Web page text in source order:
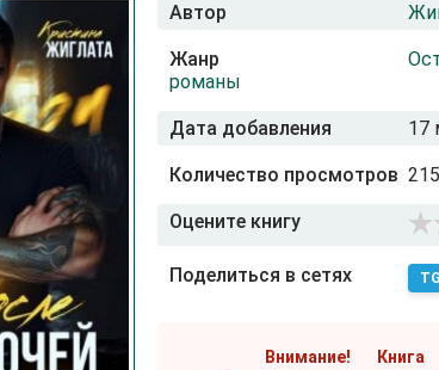
Автор
Жанр
романы
Дата добавления 17
Количество просмотров 215
Оцените книгу
Поделиться в сетях TG
Внимание!